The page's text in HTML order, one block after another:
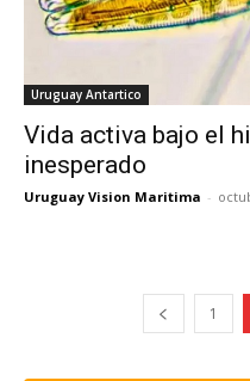
Uruguay Antartico
Vida activa bajo el
inesperado
Uruguay Vision Maritima -
1